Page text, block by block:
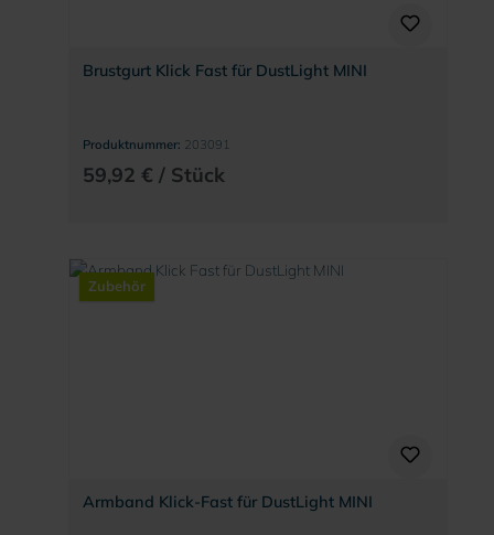
Brustgurt Klick Fast für DustLight MINI
Produktnummer: 203091
59,92 € / Stück
Zubehör
Armband Klick-Fast für DustLight MINI